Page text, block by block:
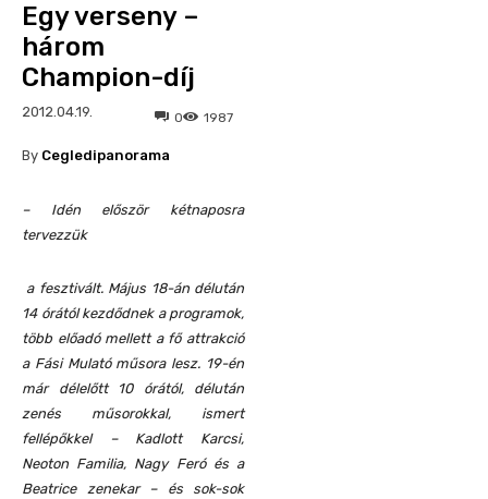
Egy verseny –
három
Champion-díj
2012.04.19. 1987
0
By Cegledipanorama
– Idén először kétnaposra
tervezzük
a fesztivált. Május 18-án délután
14 órától kezdődnek a programok,
több előadó mellett a fő attrakció
a Fási Mulató műsora lesz. 19-én
már délelőtt 10 órától, délután
zenés műsorokkal, ismert
fellépőkkel – Kadlott Karcsi,
Neoton Familia, Nagy Feró és a
Beatrice zenekar – és sok-sok